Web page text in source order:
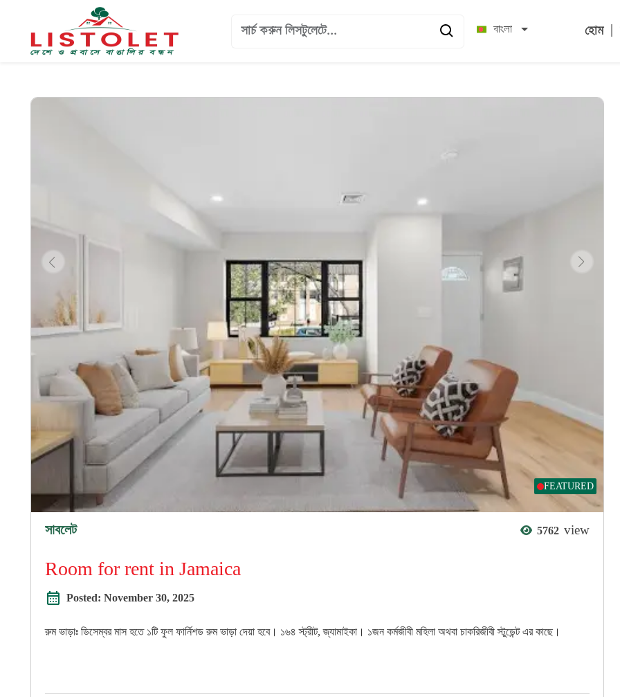
বাংলা হোম
FEATURED
সাবলেট 5762 view
Room for rent in Jamaica
Posted: November 30, 2025
রুম ভাড়াঃ ডিসেম্বর মাস হতে ১টি ফুল ফার্নিশড রুম ভাড়া দেয়া হবে। ১৬৪ স্ট্রীট, জ্যামাইকা। ১জন কর্মজীবী মহিলা অথবা চাকরিজীবী স্টুডেন্ট এর কাছে।